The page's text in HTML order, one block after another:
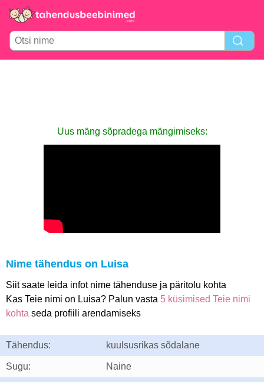
Uus mäng sõpradega mängimiseks:
Nime tähendus on Luisa
Siit saate leida infot nime tähenduse ja päritolu kohta
Kas Teie nimi on Luisa? Palun vasta 5 küsimised Teie nimi
kohta seda profiili arendamiseks
Tähendus: kuulsusrikas sõdalane
Sugu: Naine